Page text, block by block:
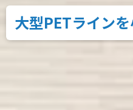
大型PETライン